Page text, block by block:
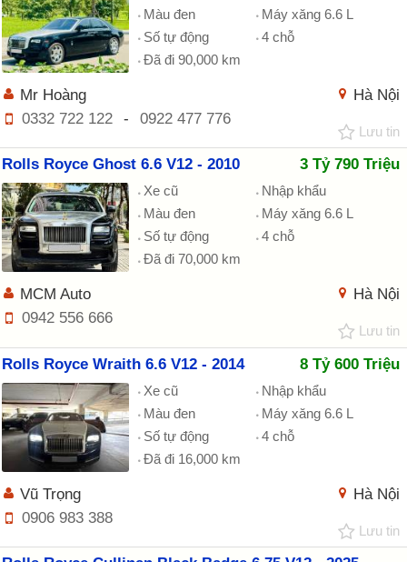
Màu đen
Máy xăng 6.6 L
Số tự động
4 chỗ
Đã đi 90,000 km
Hà Nội
Mr Hoàng
0332 722 122
- 0922 477 776
Lưu tin
Rolls Royce Ghost 6.6 V12 - 2010 3 Tỷ 790 Triệu
Xe cũ
Nhập khẩu
Màu đen
Máy xăng 6.6 L
Số tự động
4 chỗ
Đã đi 70,000 km
Hà Nội
MCM Auto
0942 556 666
Lưu tin
Rolls Royce Wraith 6.6 V12 - 2014 8 Tỷ 600 Triệu
Xe cũ
Nhập khẩu
Màu đen
Máy xăng 6.6 L
Số tự động
4 chỗ
Đã đi 16,000 km
Hà Nội
Vũ Trọng
0906 983 388
Lưu tin